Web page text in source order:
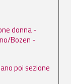
donna -
Bozen -
poi sezione